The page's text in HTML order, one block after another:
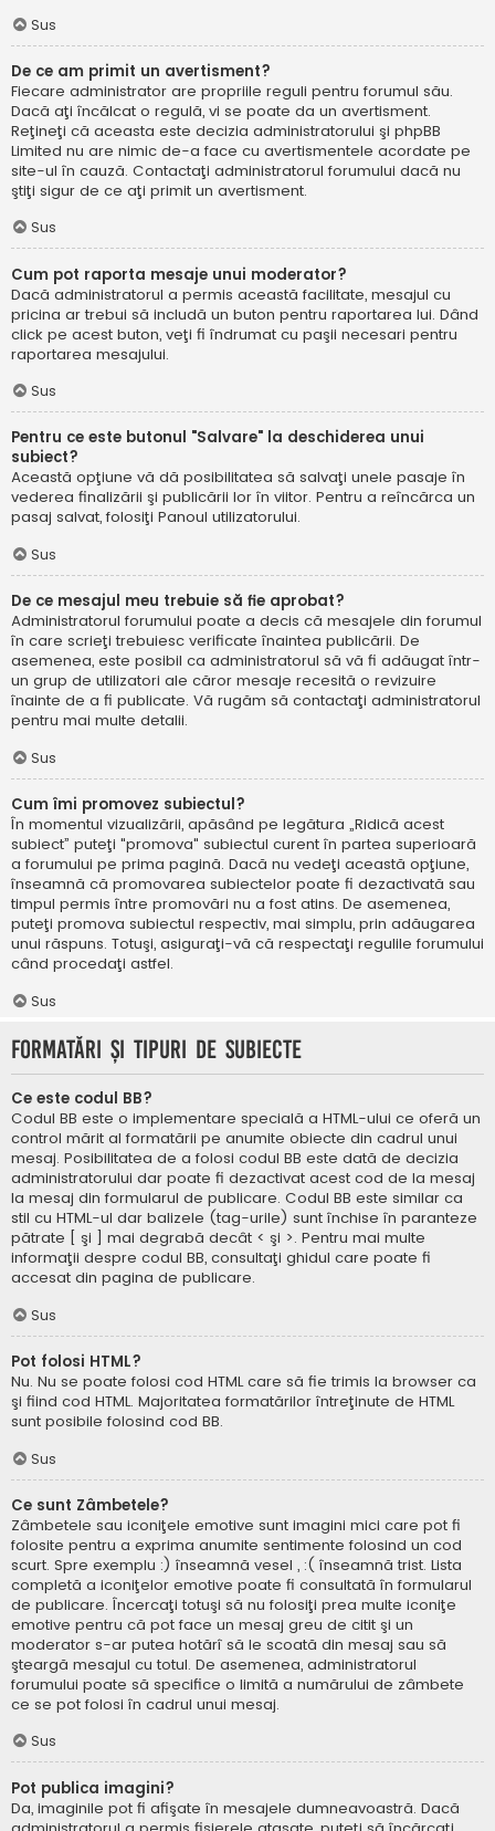
Sus
De ce am primit un avertisment?
Fiecare administrator are propriile reguli pentru forumul său.
Dacă aţi încălcat o regulă, vi se poate da un avertisment.
Reţineţi că aceasta este decizia administratorului şi phpBB
Limited nu are nimic de-a face cu avertismentele acordate pe
site-ul în cauză. Contactaţi administratorul forumului dacă nu
ştiţi sigur de ce aţi primit un avertisment.
Sus
Cum pot raporta mesaje unui moderator?
Dacă administratorul a permis această facilitate, mesajul cu
pricina ar trebui să includă un buton pentru raportarea lui. Dând
click pe acest buton, veţi fi îndrumat cu paşii necesari pentru
raportarea mesajului.
Sus
Pentru ce este butonul "Salvare" la deschiderea unui
subiect?
Această opţiune vă dă posibilitatea să salvaţi unele pasaje în
vederea finalizării şi publicării lor în viitor. Pentru a reîncărca un
pasaj salvat, folosiţi Panoul utilizatorului.
Sus
De ce mesajul meu trebuie să fie aprobat?
Administratorul forumului poate a decis că mesajele din forumul
în care scrieţi trebuiesc verificate înaintea publicării. De
asemenea, este posibil ca administratorul să vă fi adăugat într-
un grup de utilizatori ale căror mesaje recesită o revizuire
înainte de a fi publicate. Vă rugăm să contactaţi administratorul
pentru mai multe detalii.
Sus
Cum îmi promovez subiectul?
În momentul vizualizării, apăsând pe legătura „Ridică acest
subiect” puteţi "promova" subiectul curent în partea superioară
a forumului pe prima pagină. Dacă nu vedeţi această opţiune,
înseamnă că promovarea subiectelor poate fi dezactivată sau
timpul permis între promovări nu a fost atins. De asemenea,
puteţi promova subiectul respectiv, mai simplu, prin adăugarea
unui răspuns. Totuşi, asiguraţi-vă că respectaţi regulile forumului
când procedaţi astfel.
Sus
Formatări şi tipuri de subiecte
Ce este codul BB?
Codul BB este o implementare specială a HTML-ului ce oferă un
control mărit al formatării pe anumite obiecte din cadrul unui
mesaj. Posibilitatea de a folosi codul BB este dată de decizia
administratorului dar poate fi dezactivat acest cod de la mesaj
la mesaj din formularul de publicare. Codul BB este similar ca
stil cu HTML-ul dar balizele (tag-urile) sunt închise în paranteze
pătrate [ şi ] mai degrabă decât < şi >. Pentru mai multe
informaţii despre codul BB, consultaţi ghidul care poate fi
accesat din pagina de publicare.
Sus
Pot folosi HTML?
Nu. Nu se poate folosi cod HTML care să fie trimis la browser ca
şi fiind cod HTML. Majoritatea formatărilor întreţinute de HTML
sunt posibile folosind cod BB.
Sus
Ce sunt Zâmbetele?
Zâmbetele sau iconiţele emotive sunt imagini mici care pot fi
folosite pentru a exprima anumite sentimente folosind un cod
scurt. Spre exemplu :) înseamnă vesel , :( înseamnă trist. Lista
completă a iconiţelor emotive poate fi consultată în formularul
de publicare. Încercaţi totuşi să nu folosiţi prea multe iconiţe
emotive pentru că pot face un mesaj greu de citit şi un
moderator s-ar putea hotărî să le scoată din mesaj sau să
şteargă mesajul cu totul. De asemenea, administratorul
forumului poate să specifice o limită a numărului de zâmbete
ce se pot folosi în cadrul unui mesaj.
Sus
Pot publica imagini?
Da, imaginile pot fi afişate în mesajele dumneavoastră. Dacă